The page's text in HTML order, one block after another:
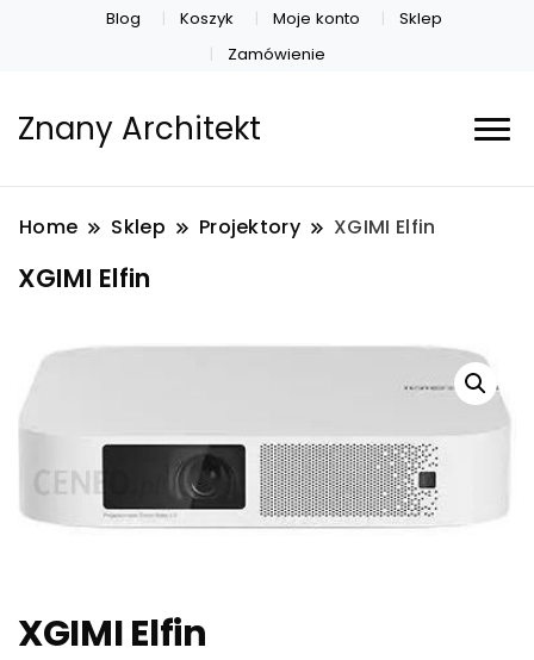
Blog Koszyk Moje konto
Sklep
Zamówienie
Znany Architekt
Home Sklep Projektory XGIMI Elfin
XGIMI Elfin
XGIMI Elfin